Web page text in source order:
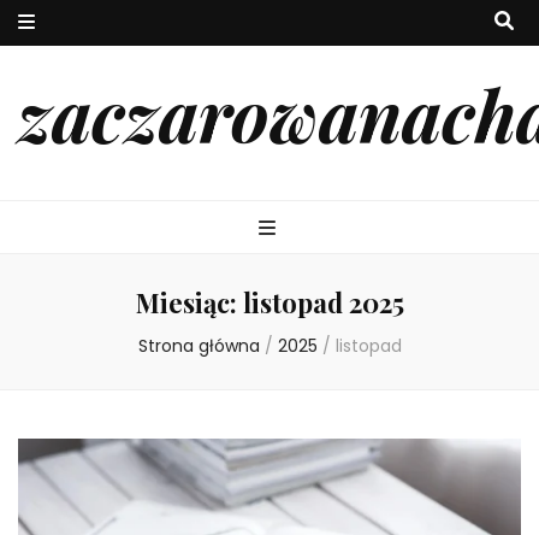
Miesiąc: listopad 2025
Strona główna / 2025 / listopad